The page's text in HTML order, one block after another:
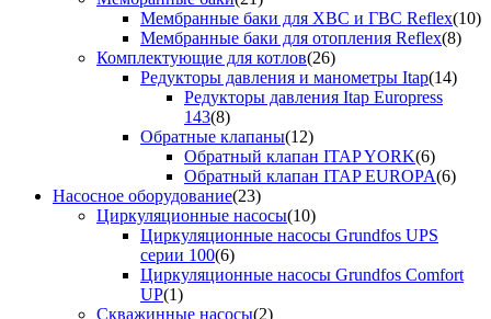
Мембранные баки для ХВС и ГВС Reflex(10)
Мембранные баки для отопления Reflex(8)
Комплектующие для котлов(26)
Редукторы давления и манометры Itap(14)
Редукторы давления Itap Europress
143(8)
Обратные клапаны(12)
Обратный клапан ITAP YORK(6)
Обратный клапан ITAP EUROPA(6)
Насосное оборудование(23)
Циркуляционные насосы(10)
Циркуляционные насосы Grundfos UPS
серии 100(6)
Циркуляционные насосы Grundfos Comfort
UP(1)
Скважинные насосы(2)